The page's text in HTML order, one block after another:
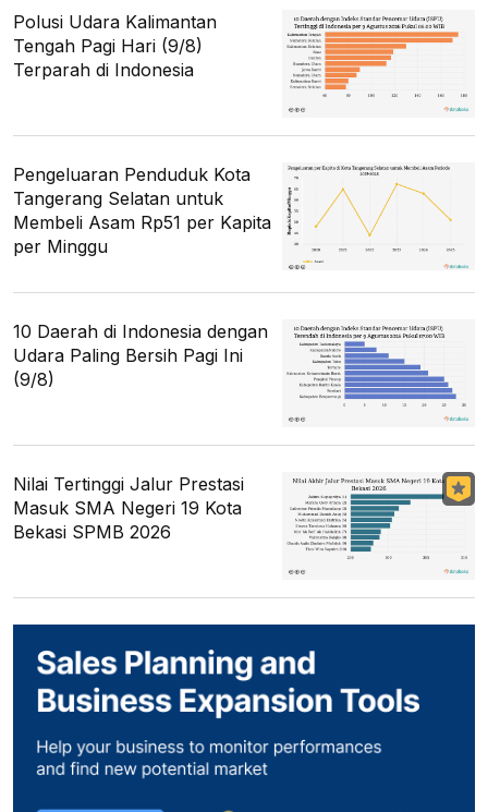
Polusi Udara Kalimantan
Tengah Pagi Hari (9/8)
Terparah di Indonesia
Pengeluaran Penduduk Kota
Tangerang Selatan untuk
Membeli Asam Rp51 per Kapita
per Minggu
10 Daerah di Indonesia dengan
Udara Paling Bersih Pagi Ini
(9/8)
Nilai Tertinggi Jalur Prestasi
Masuk SMA Negeri 19 Kota
Bekasi SPMB 2026